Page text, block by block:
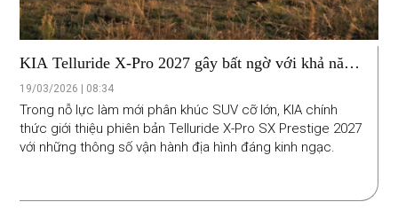
KIA Telluride X-Pro 2027 gây bất ngờ với khả năng
lội nước vượt mặt cả "vua địa hình" Ford Bronco
Raptor
19/03/2026 | 08:34
Trong nỗ lực làm mới phân khúc SUV cỡ lớn, KIA chính
thức giới thiệu phiên bản Telluride X-Pro SX Prestige 2027
với những thông số vận hành địa hình đáng kinh ngạc.